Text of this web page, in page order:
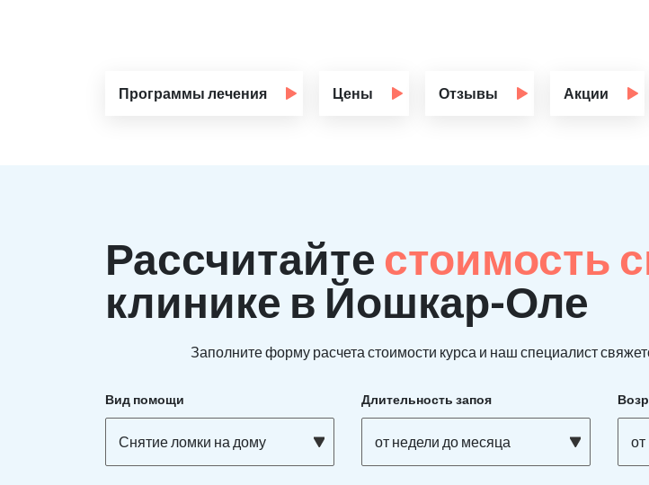
Программы лечения Цены Отзывы Акции
Рассчитайте стоимость
клинике в Йошкар-Оле
Заполните форму расчета стоимости курса и наш специалист
Вид помощи
Снятие ломки на дому
Длительность запоя
от недели до месяца от